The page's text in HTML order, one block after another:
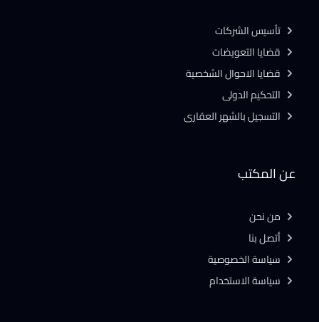
عن المكتب
من نحن
أتصل بنا
سياسة الخصوصية
سياسة الاستخدام
تأسيس الشركات
قضايا التعويضات
قضايا الاحوال الشخصية
التحكيم الدولى
التسجيل بالشهر العقارى